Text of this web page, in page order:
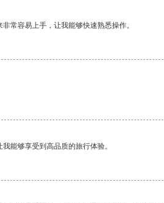
常容易上手，让我能够快速熟悉操作。
能够享受到高品质的旅行体验。